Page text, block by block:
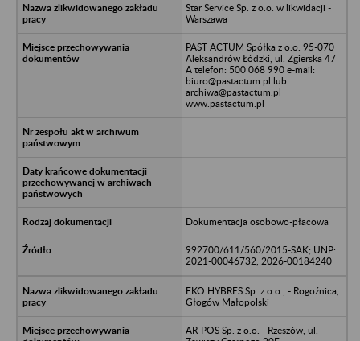
Star Service Sp. z o.o. w likwidacji -
Warszawa
PAST ACTUM Spółka z o.o. 95-070
Aleksandrów Łódzki, ul. Zgierska 47
A telefon: 500 068 990 e-mail:
biuro@pastactum.pl lub
archiwa@pastactum.pl
www.pastactum.pl
Dokumentacja osobowo-płacowa
992700/611/560/2015-SAK; UNP:
2021-00046732, 2026-00184240
EKO HYBRES Sp. z o.o., - Rogoźnica,
Głogów Małopolski
AR-POS Sp. z o.o. - Rzeszów, ul.